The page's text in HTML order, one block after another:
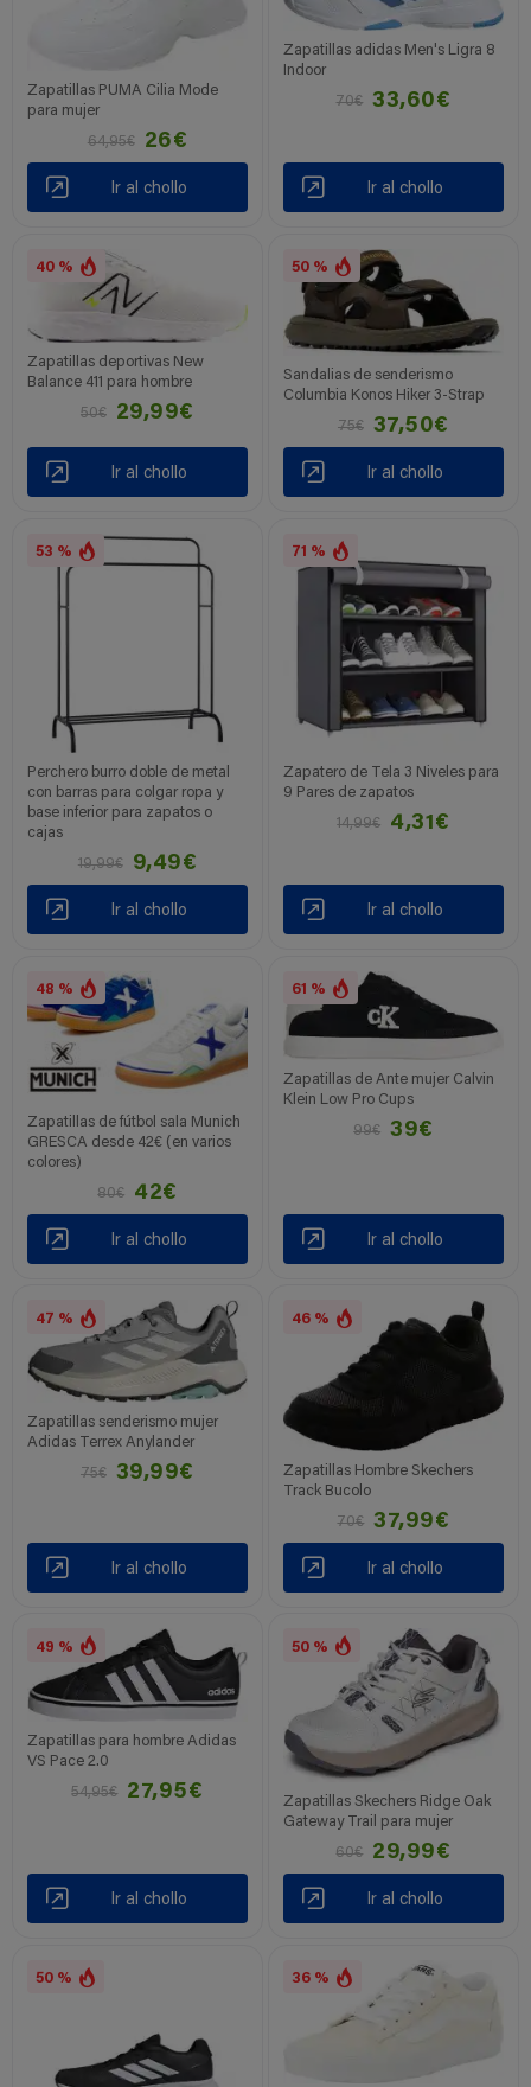
Zapatillas PUMA Cilia Mode
para mujer
64,95€
26€
Ir al chollo
Zapatillas adidas Men's Ligra 8
Indoor
70€
33,60€
Ir al chollo
40 %
Zapatillas deportivas New
Balance 411 para hombre
50€
29,99€
Ir al chollo
50 %
Sandalias de senderismo
Columbia Konos Hiker 3-Strap
75€
37,50€
Ir al chollo
53 %
Perchero burro doble de metal
con barras para colgar ropa y
base inferior para zapatos o
cajas
19,99€
9,49€
Ir al chollo
71 %
Zapatero de Tela 3 Niveles para
9 Pares de zapatos
14,99€
4,31€
Ir al chollo
48 %
Zapatillas de fútbol sala Munich
GRESCA desde 42€ (en varios
colores)
80€
42€
Ir al chollo
61 %
Zapatillas de Ante mujer Calvin
Klein Low Pro Cups
99€
39€
Ir al chollo
47 %
Zapatillas senderismo mujer
Adidas Terrex Anylander
75€
39,99€
Ir al chollo
46 %
Zapatillas Hombre Skechers
Track Bucolo
70€
37,99€
Ir al chollo
49 %
Zapatillas para hombre Adidas
VS Pace 2.0
54,95€
27,95€
Ir al chollo
50 %
Zapatillas Skechers Ridge Oak
Gateway Trail para mujer
60€
29,99€
Ir al chollo
50 % 36 %